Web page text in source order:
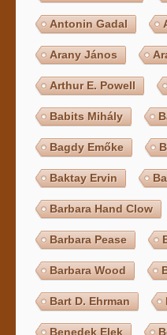
Antonin Gadal
Arany János
Arthur E. Powell
Babits Mihály
Bagdy Emőke
Baktay Ervin
Barbara Hand Clow
Barbara Pease
Barbara Wood
Bart D. Ehrman
Benedek Elek